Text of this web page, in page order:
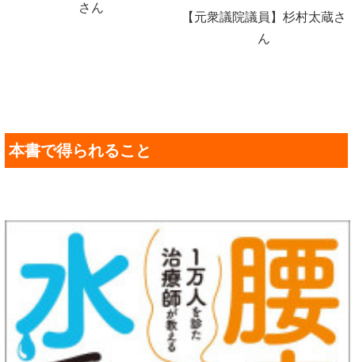
さん
【元衆議院議員】杉村太蔵さ
ん
本書で得られること